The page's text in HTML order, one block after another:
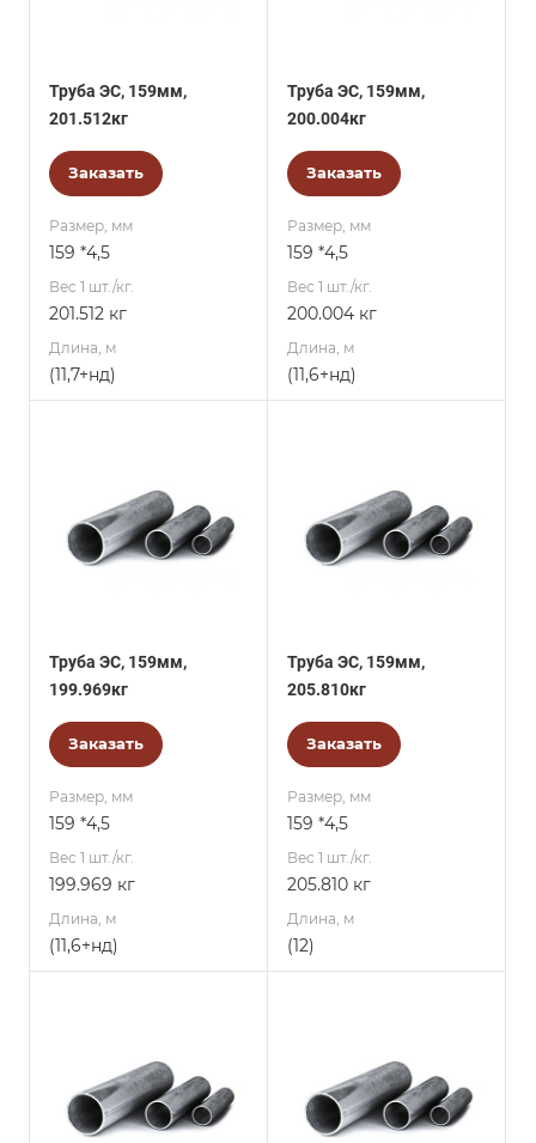
Труба ЭС, 159мм,
201.512кг
Заказать
Размер, мм
159 *4,5
Вес 1 шт./кг.
201.512 кг
Длина, м
(11,7+нд)
Труба ЭС, 159мм,
200.004кг
Заказать
Размер, мм
159 *4,5
Вес 1 шт./кг.
200.004 кг
Длина, м
(11,6+нд)
Труба ЭС, 159мм,
199.969кг
Заказать
Размер, мм
159 *4,5
Вес 1 шт./кг.
199.969 кг
Длина, м
(11,6+нд)
Труба ЭС, 159мм,
205.810кг
Заказать
Размер, мм
159 *4,5
Вес 1 шт./кг.
205.810 кг
Длина, м
(12)